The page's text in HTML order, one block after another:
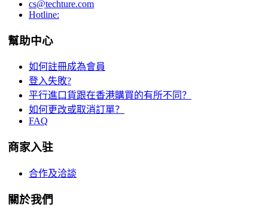
cs@techture.com
Hotline:
幫助中心
如何註冊成為會員
登入失敗?
平行進口貨跟在香港購買的有所不同？
如何更改或取消訂單？
FAQ
商家入驻
合作及洽談
關於我們